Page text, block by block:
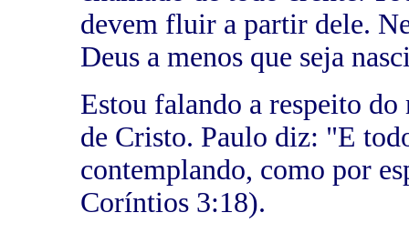
devem fluir a partir dele.
Deus a menos que seja
Estou falando a respeito
de Cristo. Paulo diz: "E
contemplando, como por
Coríntios 3:18).